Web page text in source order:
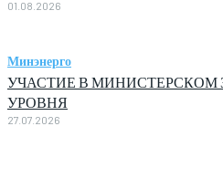
01.08.2026
Минэнерго
УЧАСТИЕ В
УРОВНЯ
27.07.2026